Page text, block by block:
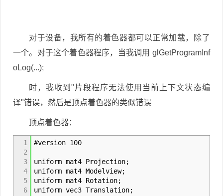
对于设备，我所有的着色器都可以正常加载，除了
一个。对于这个着色器程序，当我调用 glGetProgramInf
oLog(...);
时，我收到"片段程序无法使用当前上下文状态编
译"错误，然后是顶点着色器的类似错误
顶点着色器：
1
2
3
4
5
6
#version 100
uniform mat4 Projection;
uniform mat4 Modelview;
uniform mat4 Rotation;
uniform vec3 Translation;